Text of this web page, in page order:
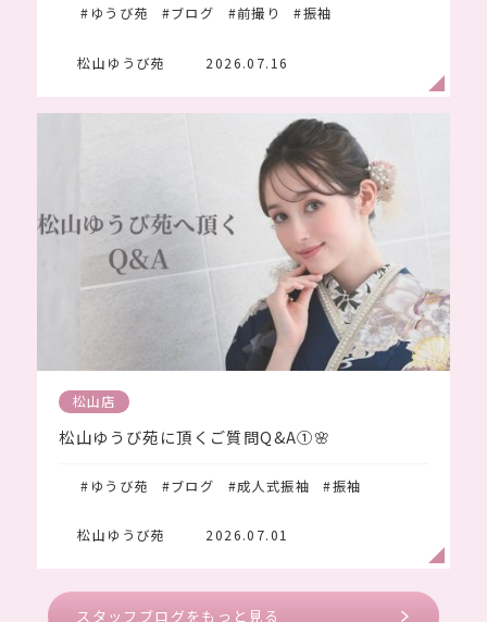
松山店
前撮り前にチェックしたい🌸ネイル
#ゆうび苑 #前撮り #振袖
2026.07.16